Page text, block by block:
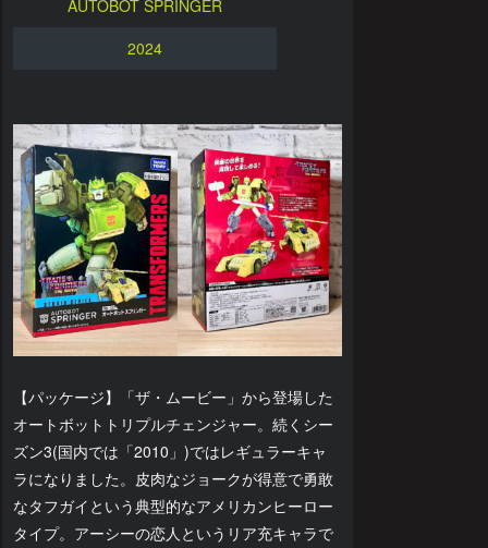
AUTOBOT SPRINGER
2024
【パッケージ】「ザ・ムービー」から登場した
オートボットトリプルチェンジャー。続くシー
ズン3(国内では「2010」)ではレギュラーキャ
ラになりました。皮肉なジョークが得意で勇敢
なタフガイという典型的なアメリカンヒーロー
タイプ。アーシーの恋人というリア充キャラで